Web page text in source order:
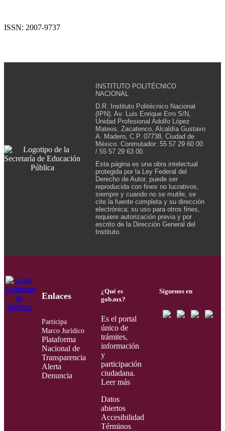
ISSN: 2007-9737
INSTITUTO POLITÉCNICO
NACIONAL
D.R. Instituto Politécnico Nacional
(IPN). Av. Luis Enrique Erro S/N,
Unidad Profesional Adolfo López
Mateos, Zacatenco, Alcaldía Gustavo
A. Madero, C.P. 07738, Ciudad de
México. Conmutador: 55 57 29 60 00
/ 55 57 29 63 00.
Esta página es una obra intelectual
protegida por la Ley Federal del
Derecho de Autor, puede ser
reproducida con fines no lucrativos,
siempre y cuando no se mutile, se
cite la fuente completa y su dirección
electrónica; su uso para otros fines,
requiere autorización previa y por
escrito de la Dirección General del
Instituto.
Enlaces
Participa
Marco Jurídico
Plataforma
Nacional de
Transparencia
Alerta
Denuncia
¿Qué es
gob.mx?
Es el portal
único de
trámites,
información
y
participación
ciudadana.
Leer más
Datos
abiertos
Accesibilidad
Términos
Síguenos en